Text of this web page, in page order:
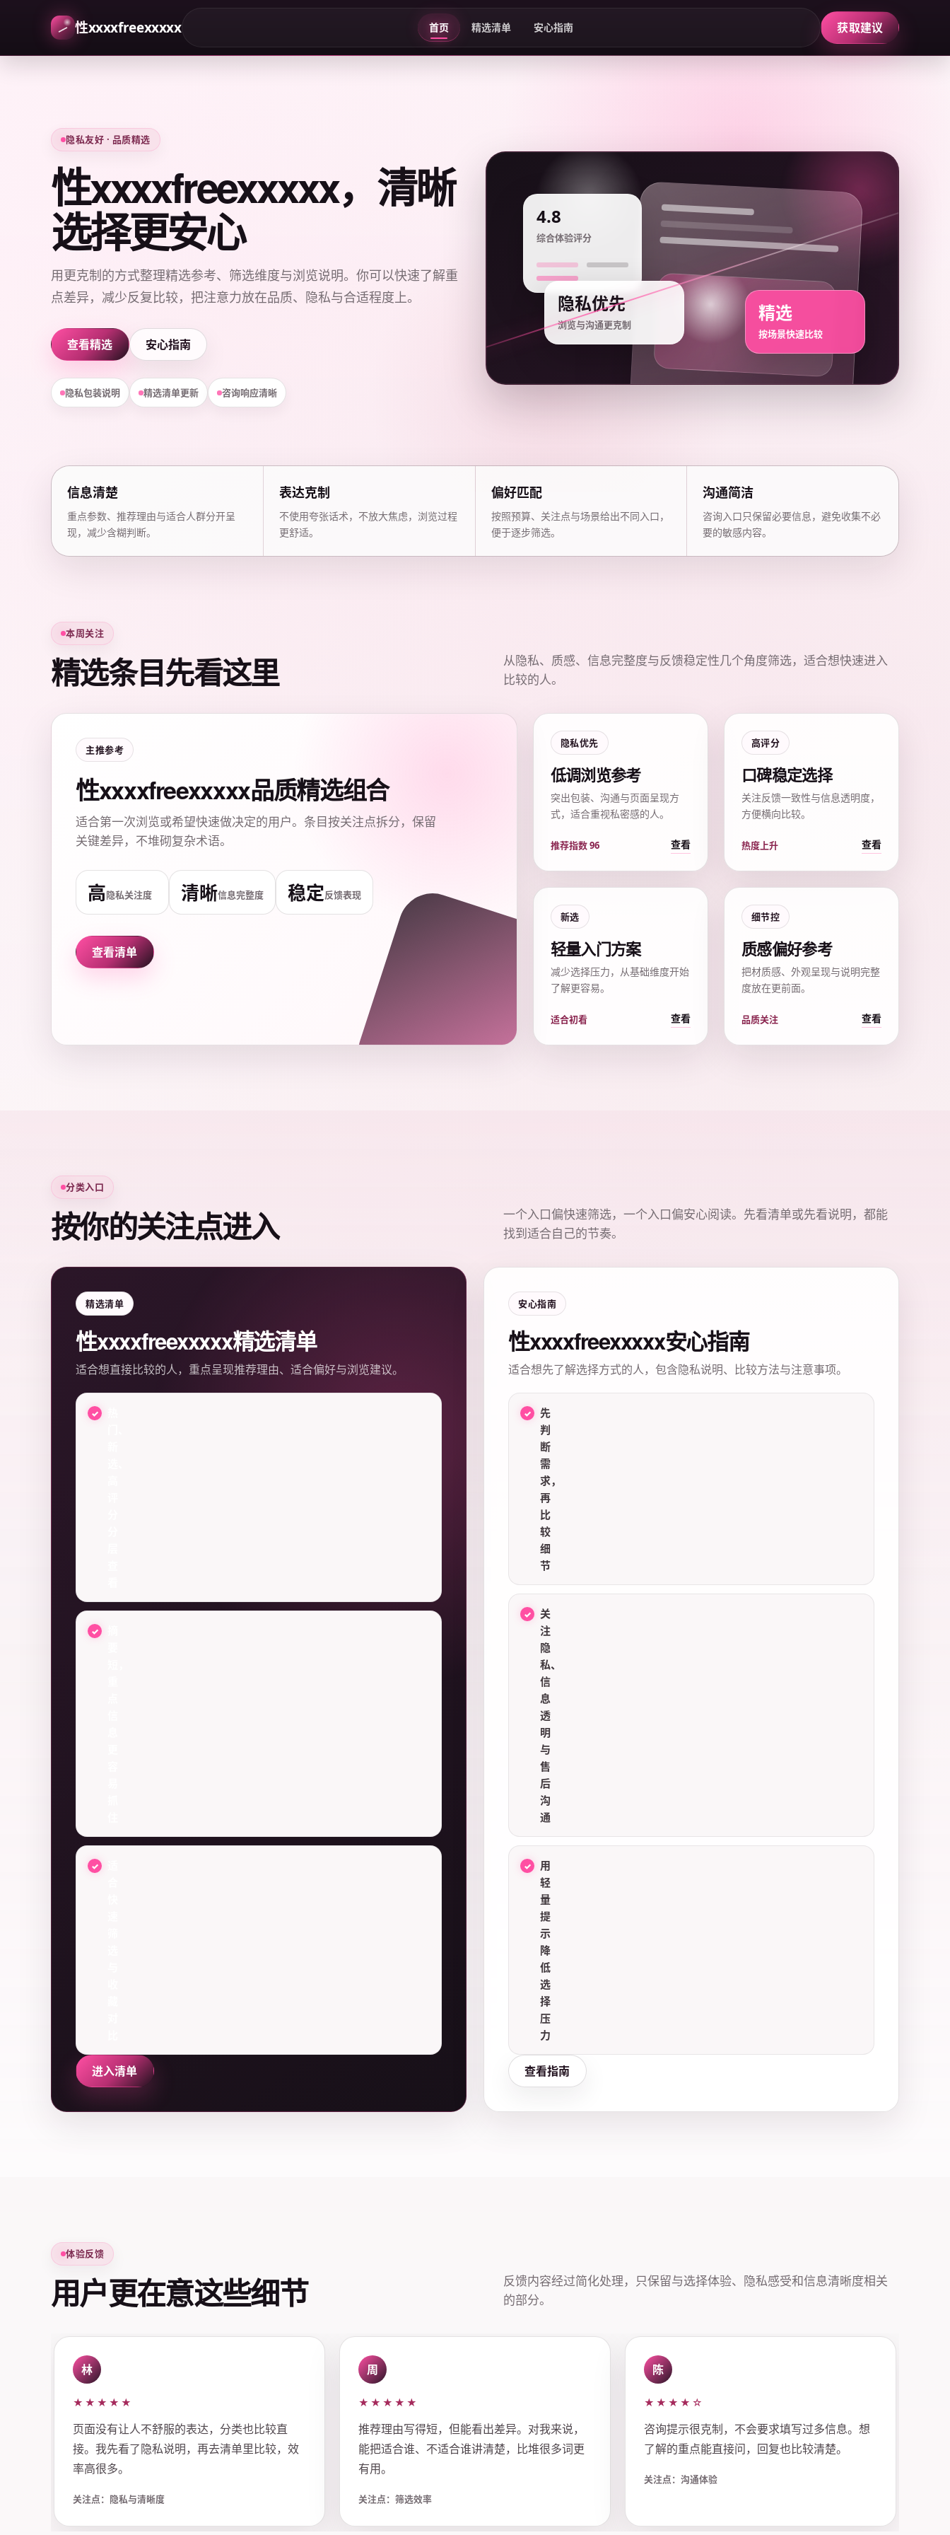
性xxxxfreexxxxx 首页 精选清单 安心指南 获取建议
隐私友好 · 品质精选
性xxxxfreexxxxx，清晰
选择更安心
用更克制的方式整理精选参考、筛选维度与浏览说明。你可以快速了解重
点差异，减少反复比较，把注意力放在品质、隐私与合适程度上。
查看精选 安心指南
隐私包装说明 精选清单更新 咨询响应清晰
4.8
综合体验评分
隐私优先
浏览与沟通更克制
精选
按场景快速比较
信息清楚
重点参数、推荐理由与适合人群分开呈
现，减少含糊判断。
表达克制
不使用夸张话术，不放大焦虑，浏览过程
更舒适。
偏好匹配
按照预算、关注点与场景给出不同入口，
便于逐步筛选。
沟通简洁
咨询入口只保留必要信息，避免收集不必
要的敏感内容。
本周关注
精选条目先看这里
从隐私、质感、信息完整度与反馈稳定性几个角度筛选，适合想快速进入
比较的人。
主推参考
性xxxxfreexxxxx品质精选组合
适合第一次浏览或希望快速做决定的用户。条目按关注点拆分，保留
关键差异，不堆砌复杂术语。
高隐私关注度 清晰信息完整度 稳定反馈表现
查看清单
隐私优先
低调浏览参考
突出包装、沟通与页面呈现方
式，适合重视私密感的人。
推荐指数 96 查看
高评分
口碑稳定选择
关注反馈一致性与信息透明度，
方便横向比较。
热度上升 查看
新选
轻量入门方案
减少选择压力，从基础维度开始
了解更容易。
适合初看 查看
细节控
质感偏好参考
把材质感、外观呈现与说明完整
度放在更前面。
品质关注 查看
分类入口
按你的关注点进入
一个入口偏快速筛选，一个入口偏安心阅读。先看清单或先看说明，都能
找到适合自己的节奏。
精选清单
性xxxxfreexxxxx精选清单
适合想直接比较的人，重点呈现推荐理由、适合偏好与浏览建议。
进入清单
安心指南
性xxxxfreexxxxx安心指南
适合想先了解选择方式的人，包含隐私说明、比较方法与注意事项。
先
判
断
需
求，
再
比
较
细
节
关
注
隐
私、
信
息
透
明
与
售
后
沟
通
用
轻
量
提
示
降
低
选
择
压
力
查看指南
体验反馈
用户更在意这些细节
反馈内容经过简化处理，只保留与选择体验、隐私感受和信息清晰度相关
的部分。
林
★★★★★
页面没有让人不舒服的表达，分类也比较直
接。我先看了隐私说明，再去清单里比较，效
率高很多。
关注点：隐私与清晰度
周
★★★★★
推荐理由写得短，但能看出差异。对我来说，
能把适合谁、不适合谁讲清楚，比堆很多词更
有用。
关注点：筛选效率
陈
★★★★☆
咨询提示很克制，不会要求填写过多信息。想
了解的重点能直接问，回复也比较清楚。
关注点：沟通体验